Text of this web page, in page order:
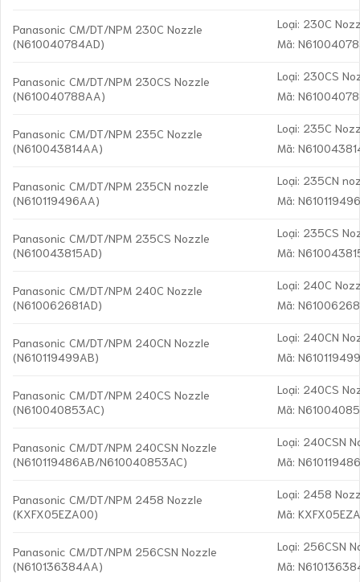
Panasonic CM/DT/NPM 230C Nozzle
(N610040784AD)
Loại: 230C
Mã:
Panasonic CM/DT/NPM 230CS Nozzle
(N610040788AA)
Loại: 230CS
Mã:
Panasonic CM/DT/NPM 235C Nozzle
(N610043814AA)
Loại: 235C
Mã:
Panasonic CM/DT/NPM 235CN nozzle
(N610119496AA)
Loại: 235CN
Mã:
Panasonic CM/DT/NPM 235CS Nozzle
(N610043815AD)
Loại: 235CS
Mã:
Panasonic CM/DT/NPM 240C Nozzle
(N610062681AD)
Loại: 240C
Mã:
Panasonic CM/DT/NPM 240CN Nozzle
(N610119499AB)
Loại: 240CN
Mã:
Panasonic CM/DT/NPM 240CS Nozzle
(N610040853AC)
Loại: 240CS
Mã:
Panasonic CM/DT/NPM 240CSN Nozzle
(N610119486AB/N610040853AC)
Loại: 240CSN
Mã:
Panasonic CM/DT/NPM 2458 Nozzle
(KXFX05EZA00)
Loại: 2458
Mã:
Panasonic CM/DT/NPM 256CSN Nozzle
(N610136384AA)
Loại: 256CSN
Mã: